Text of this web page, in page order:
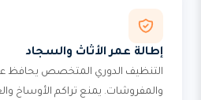
إطالة عمر الأثاث والسجاد
التنظيف الدوري المتخصص يحافظ
والمفروشات. يمنع تراكم الأوساخ